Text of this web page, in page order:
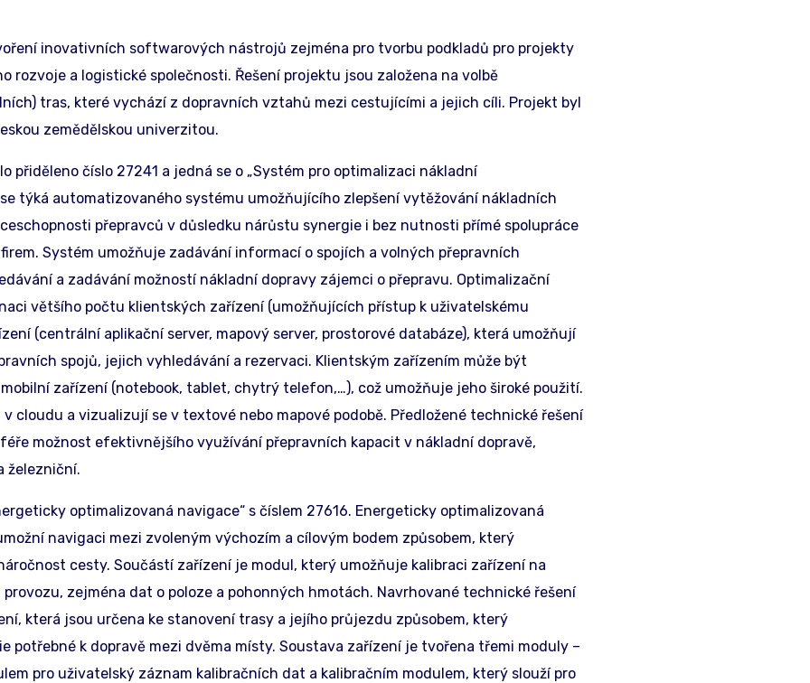
inovativních softwarových nástrojů zejména pro tvorbu podkladů pro projekty
rozvoje a logistické společnosti. Řešení projektu jsou založena na volbě
tras, které vychází z dopravních vztahů mezi cestujícími a jejich cíli. Projekt byl
zemědělskou univerzitou.
přiděleno číslo 27241 a jedná se o „Systém pro optimalizaci nákladní
se týká automatizovaného systému umožňujícího zlepšení vytěžování nákladních
přepravců v důsledku nárůstu synergie i bez nutnosti přímé spolupráce
Systém umožňuje zadávání informací o spojích a volných přepravních
a zadávání možností nákladní dopravy zájemci o přepravu. Optimalizační
většího počtu klientských zařízení (umožňujících přístup k uživatelskému
(centrální aplikační server, mapový server, prostorové databáze), která umožňují
spojů, jejich vyhledávání a rezervaci. Klientským zařízením může být
zařízení (notebook, tablet, chytrý telefon,…), což umožňuje jeho široké použití.
cloudu a vizualizují se v textové nebo mapové podobě. Předložené technické řešení
možnost efektivnějšího využívání přepravních kapacit v nákladní dopravě,
železniční.
optimalizovaná navigace“ s číslem 27616. Energeticky optimalizovaná
navigaci mezi zvoleným výchozím a cílovým bodem způsobem, který
cesty. Součástí zařízení je modul, který umožňuje kalibraci zařízení na
zejména dat o poloze a pohonných hmotách. Navrhované technické řešení
která jsou určena ke stanovení trasy a jejího průjezdu způsobem, který
potřebné k dopravě mezi dvěma místy. Soustava zařízení je tvořena třemi moduly –
pro uživatelský záznam kalibračních dat a kalibračním modulem, který slouží pro